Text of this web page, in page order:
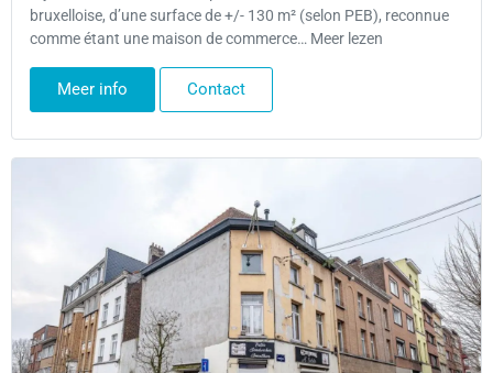
bruxelloise, d’une surface de +/- 130 m² (selon PEB), reconnue
comme étant une maison de commerce… Meer lezen
Meer info Contact